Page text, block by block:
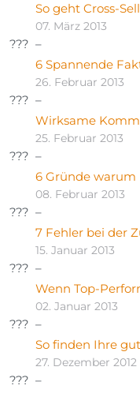
So geht Cross-
07. März 2013
6 Spannende
26. Februar 2013
Wirksame
25. Februar 2013
6 Gründe
08. Februar 2013
7 Fehler bei der
15. Januar 2013
Wenn Top-
02. Januar 2013
So finden Ihre
27. Dezember 2012